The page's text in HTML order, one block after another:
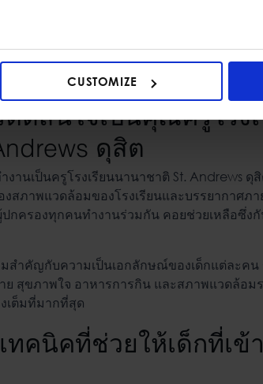
CUSTOMIZE
ดุสิต
านเป็นครูโรงเรียนนานาชาติ St. Andrews
สภาพแวดล้อมของโรงเรียนและบรรยากาศภา
ครองทุกคนทำงานร่วมกัน คอยช่วยเหลือซึ่งกั
สำคัญกับความเป็นเอกลักษณ์ของเด็กแต่ละคน
สุขภาพใจ อาหารการกิน และสภาพแวดล้อม
เต็มที่มากที่สุด
ทคนิคที่ช่วยให้เด็กที่เข้